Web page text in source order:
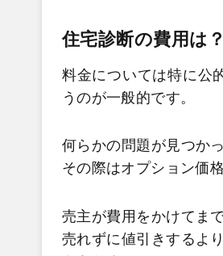
住宅診断の費用は？
料金については特に公
うのが一般的です。
何らかの問題が見つか
その際はオプション価
売主が費用をかけてま
売れずに値引きするよ